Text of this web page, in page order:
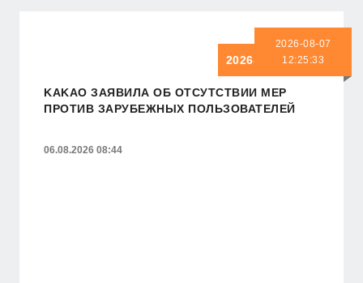
KAKAO ЗАЯВИЛА ОБ ОТСУТСТВИИ МЕР
ПРОТИВ ЗАРУБЕЖНЫХ ПОЛЬЗОВАТЕЛЕЙ
2026-08-07 12:25:33
2026-08-07
12:25:33
06.08.2026 08:44